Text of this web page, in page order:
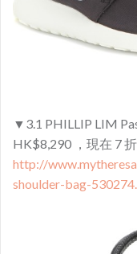
▼3.1 PHILLIP LIM
HK$8,290 ，現在 7
http://
shoulder-bag-